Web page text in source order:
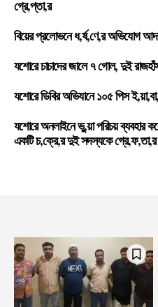
গ্রে,প্তা,র
বিয়ের প্রলোভনে ধ,র্ষ,ণে,র অভিযোগ
যশোরে চাচাদের জালে ৭ গোল, দুই
যশোরে ডিবির অভিযানে ১০৫ পিস
যশোরে অনলাইনে ভু,য়া পরিচয় ব্যবহার
একটি চ,ক্রে,র দুই সদস্যকে গ্রে,ফ,তা,র